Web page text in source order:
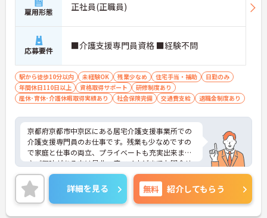
雇用形態 正社員(正職員)
応募要件 ■介護支援専門員資格 ■経験不問
駅から徒歩10分以内 未経験OK 残業少なめ 住宅手当・補助
日勤のみ
年間休日110日以上
資格取得サポート
研修制度あり
産休･育休･介護休暇取得実績あり
社会保険完備 交通費支給 退職金制度あり
京都府京都市中京区にある居宅介護支援事業所での
介護支援専門員のお仕事です。残業も少なめですの
で家庭と仕事の両立、プライベートも充実出来ます
♪ご興味がある方は是非一度マイナビまでお問合せ
下さい。更に詳細などお伝えします。
詳細を見る 無料 紹介してもらう